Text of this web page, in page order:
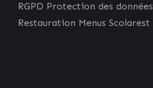
RGPD Protection des données
Restauration Menus Scolarest